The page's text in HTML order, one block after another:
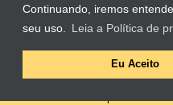
Continuando, iremos
seu uso.
Leia a Política de
Eu Aceito
da Vichy
por
apresentado neste post foi ...
Template porElaine
Faria | Todos